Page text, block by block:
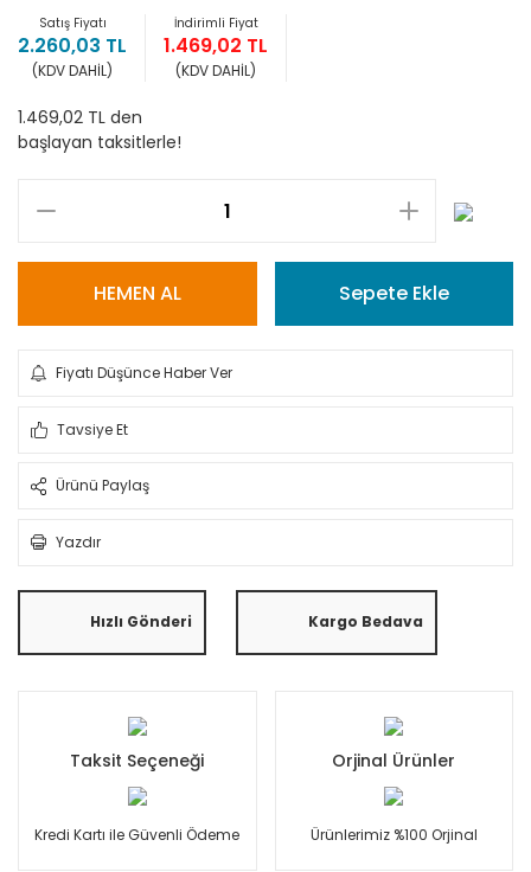
Satış Fiyatı
2.260,03 TL
(KDV DAHİL)
İndirimli Fiyat
1.469,02 TL
(KDV DAHİL)
1.469,02 TL den
başlayan taksitlerle!
HEMEN AL Sepete Ekle
Fiyatı Düşünce Haber Ver
Tavsiye Et
Ürünü Paylaş
Yazdır
Hızlı Gönderi Kargo Bedava
Taksit Seçeneği
Kredi Kartı ile Güvenli Ödeme
Orjinal Ürünler
Ürünlerimiz %100 Orjinal